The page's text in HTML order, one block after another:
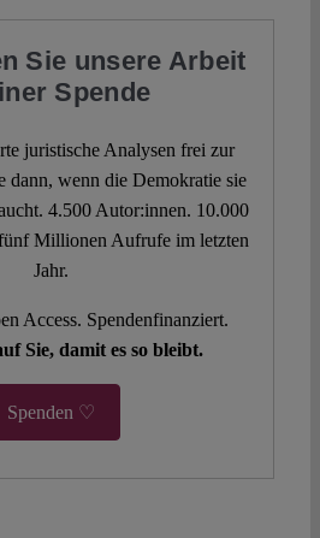
Sie unsere Arbeit
Spende
juristische Analysen frei zur
dann, wenn die Demokratie sie
4.500 Autor:innen. 10.000
Millionen Aufrufe im letzten
Jahr.
Access. Spendenfinanziert.
Sie, damit es so bleibt.
Spenden ♡